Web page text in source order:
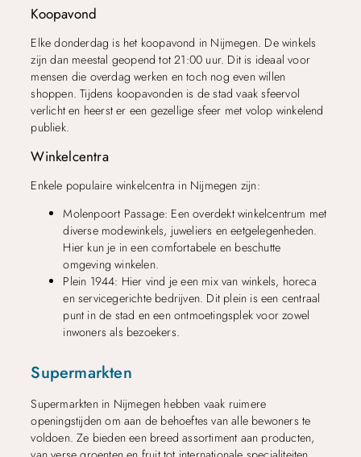
Koopavond
Elke donderdag is het koopavond in Nijmegen. De winkels
zijn dan meestal geopend tot 21:00 uur. Dit is ideaal voor
mensen die overdag werken en toch nog even willen
shoppen. Tijdens koopavonden is de stad vaak sfeervol
verlicht en heerst er een gezellige sfeer met volop winkelend
publiek.
Winkelcentra
Enkele populaire winkelcentra in Nijmegen zijn:
Molenpoort Passage: Een overdekt winkelcentrum met
diverse modewinkels, juweliers en eetgelegenheden.
Hier kun je in een comfortabele en beschutte
omgeving winkelen.
Plein 1944: Hier vind je een mix van winkels, horeca
en servicegerichte bedrijven. Dit plein is een centraal
punt in de stad en een ontmoetingsplek voor zowel
inwoners als bezoekers.
Supermarkten
Supermarkten in Nijmegen hebben vaak ruimere
openingstijden om aan de behoeftes van alle bewoners te
voldoen. Ze bieden een breed assortiment aan producten,